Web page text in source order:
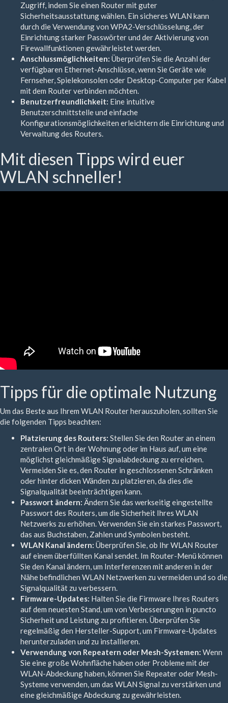
Zugriff, indem Sie einen Router mit guter
Sicherheitsausstattung wählen. Ein sicheres WLAN kann
durch die Verwendung von WPA2-Verschlüsselung, der
Einrichtung starker Passwörter und der Aktivierung von
Firewallfunktionen gewährleistet werden.
Anschlussmöglichkeiten: Überprüfen Sie die Anzahl der
verfügbaren Ethernet-Anschlüsse, wenn Sie Geräte wie
Fernseher, Spielekonsolen oder Desktop-Computer per Kabel
mit dem Router verbinden möchten.
Benutzerfreundlichkeit: Eine intuitive
Benutzerschnittstelle und einfache
Konfigurationsmöglichkeiten erleichtern die Einrichtung und
Verwaltung des Routers.
Mit diesen Tipps wird euer
WLAN schneller!
Tipps für die optimale Nutzung
Um das Beste aus Ihrem WLAN Router herauszuholen, sollten Sie
die folgenden Tipps beachten:
Platzierung des Routers: Stellen Sie den Router an einem
zentralen Ort in der Wohnung oder im Haus auf, um eine
möglichst gleichmäßige Signalabdeckung zu erreichen.
Vermeiden Sie es, den Router in geschlossenen Schränken
oder hinter dicken Wänden zu platzieren, da dies die
Signalqualität beeinträchtigen kann.
Passwort ändern: Ändern Sie das werkseitig eingestellte
Passwort des Routers, um die Sicherheit Ihres WLAN
Netzwerks zu erhöhen. Verwenden Sie ein starkes Passwort,
das aus Buchstaben, Zahlen und Symbolen besteht.
WLAN Kanal ändern: Überprüfen Sie, ob Ihr WLAN Router
auf einem überfüllten Kanal sendet. Im Router-Menü können
Sie den Kanal ändern, um Interferenzen mit anderen in der
Nähe befindlichen WLAN Netzwerken zu vermeiden und so die
Signalqualität zu verbessern.
Firmware-Updates: Halten Sie die Firmware Ihres Routers
auf dem neuesten Stand, um von Verbesserungen in puncto
Sicherheit und Leistung zu profitieren. Überprüfen Sie
regelmäßig den Hersteller-Support, um Firmware-Updates
herunterzuladen und zu installieren.
Verwendung von Repeatern oder Mesh-Systemen: Wenn
Sie eine große Wohnfläche haben oder Probleme mit der
WLAN-Abdeckung haben, können Sie Repeater oder Mesh-
Systeme verwenden, um das WLAN Signal zu verstärken und
eine gleichmäßige Abdeckung zu gewährleisten.